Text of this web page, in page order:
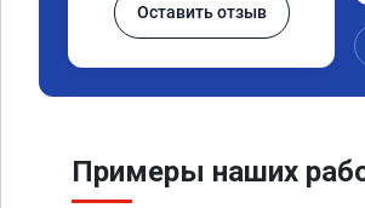
Оставить отзыв
Примеры наших